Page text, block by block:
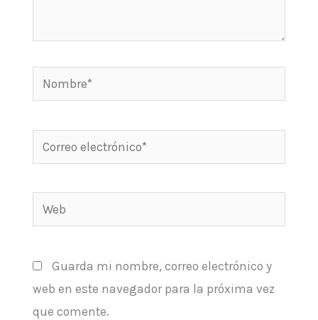
Nombre*
Correo
electrónico*
Web
Guarda mi nombre, correo electrónico y
web en este navegador para la próxima vez
que comente.